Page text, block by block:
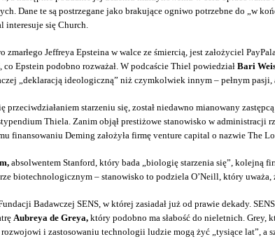
Dane te są postrzegane jako brakujące ogniwo potrzebne do „w
interesuje się Church.
Jeffreya Epsteina w walce ze śmiercią, jest założyciel
Epstein podobno rozważał. W podcaście Thiel powiedział Bari
„deklaracją ideologiczną” niż czymkolwiek innym – pełnym
przeciwdziałaniem starzeniu się, został niedawno mianowany
Thiela. Zanim objął prestiżowe stanowisko w administracji
finansowaniu Deming założyła firmę venture capital o nazwie The
absolwentem Stanford, który bada „biologię starzenia się”, kolejną
biotechnologicznym – stanowisko to podziela O’Neill, który
Badawczej SENS, w której zasiadał już od prawie dekady.
Aubreya de Greya, który podobno ma słabość do nieletnich.
i zastosowaniu technologii ludzie mogą żyć „tysiące lat”, a